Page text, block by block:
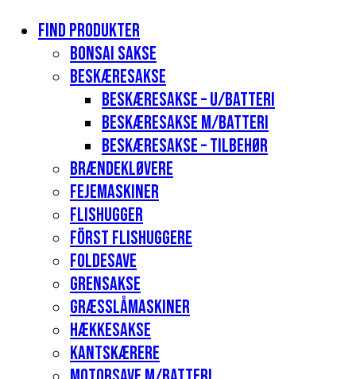
Find produkter
Bonsai sakse
Beskæresakse
Beskæresakse – u/batteri
Beskæresakse m/batteri
Beskæresakse – tilbehør
Brændekløvere
Fejemaskiner
Flishugger
Först flishuggere
Foldesave
Grensakse
Græsslåmaskiner
Hækkesakse
Kantskærere